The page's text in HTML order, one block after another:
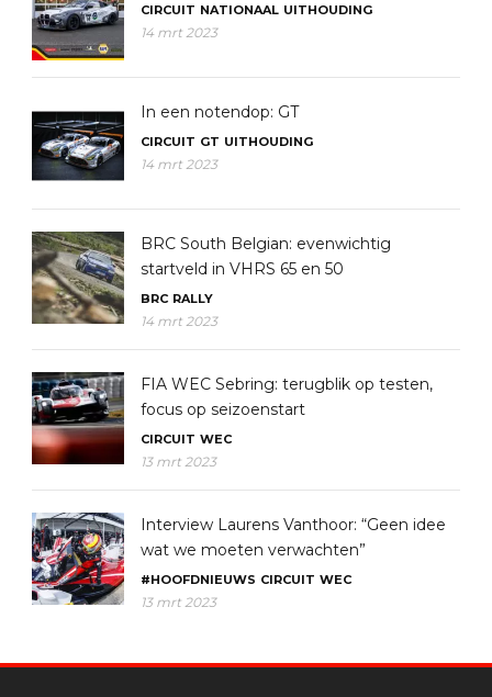
CIRCUIT NATIONAAL UITHOUDING
14 mrt 2023
In een notendop: GT
CIRCUIT GT UITHOUDING
14 mrt 2023
BRC South Belgian: evenwichtig
startveld in VHRS 65 en 50
BRC RALLY
14 mrt 2023
FIA WEC Sebring: terugblik op testen,
focus op seizoenstart
CIRCUIT WEC
13 mrt 2023
Interview Laurens Vanthoor: “Geen idee
wat we moeten verwachten”
#HOOFDNIEUWS CIRCUIT WEC
13 mrt 2023